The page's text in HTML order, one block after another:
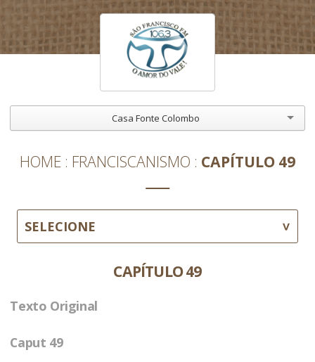
Casa Fonte Colombo
HOME FRANCISCANISMO CAPÍTULO 49
SELECIONE
CAPÍTULO 49
Texto Original
Caput 49